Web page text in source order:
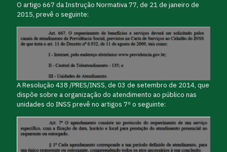
O artigo 667 da Instrução Normativa 77, de 21 de janeiro de
2015, prevê o seguinte:
A Resolução 438 /PRES/INSS, de 03 de setembro de 2014, que
dispõe sobre a organização do atendimento ao público nas
unidades do INSS prevê no artigos 7º o seguinte: